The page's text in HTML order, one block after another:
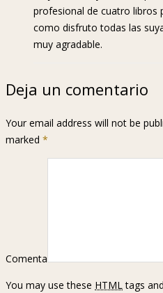
profesional de cuatro libros
como disfruto todas las
muy agradable.
Deja un comentario
Your email address will not be
marked *
Comenta
You may use these HTMLtags